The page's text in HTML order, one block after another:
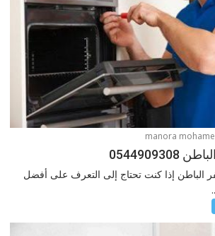
الباطن إذا كنت تحتاج إلى التعرف على أفضل